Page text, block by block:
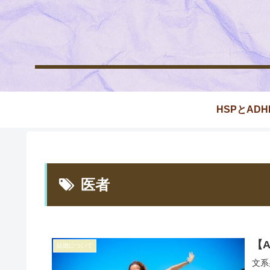
HSPと
医者
結婚について
文